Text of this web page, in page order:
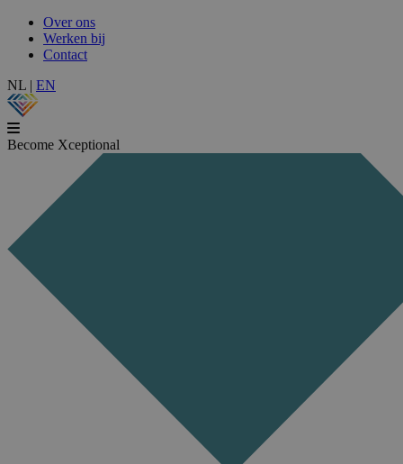
Over ons
Werken bij
Contact
NL | EN
Become Xceptional